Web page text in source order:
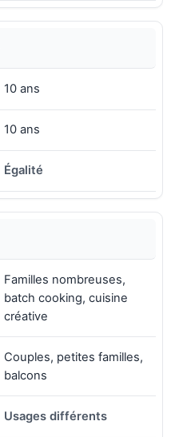
10 ans
10 ans
Égalité
Familles nombreuses,
batch cooking, cuisine
créative
Couples, petites familles,
balcons
Usages différents